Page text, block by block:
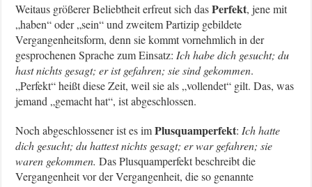
Weitaus größerer Beliebtheit erfreut sich dasPerfekt, jene mit
„haben“ oder „sein“ und zweitem Partizip gebildete
Vergangenheitsform, denn sie kommt vornehmlich in der
gesprochenen Sprache zum Einsatz:Ich habe dich gesucht; du
hast nichts gesagt; er ist gefahren; sie sind gekommen.
„Perfekt“ heißt diese Zeit, weil sie als „vollendet“ gilt. Das, was
jemand „gemacht hat“, ist abgeschlossen.
Noch abgeschlossener ist es imPlusquamperfekt:Ich hatte
dich gesucht; du hattest nichts gesagt; er war gefahren; sie
waren gekommen.Das Plusquamperfekt beschreibt die
Vergangenheit vor der Vergangenheit, die so genannte